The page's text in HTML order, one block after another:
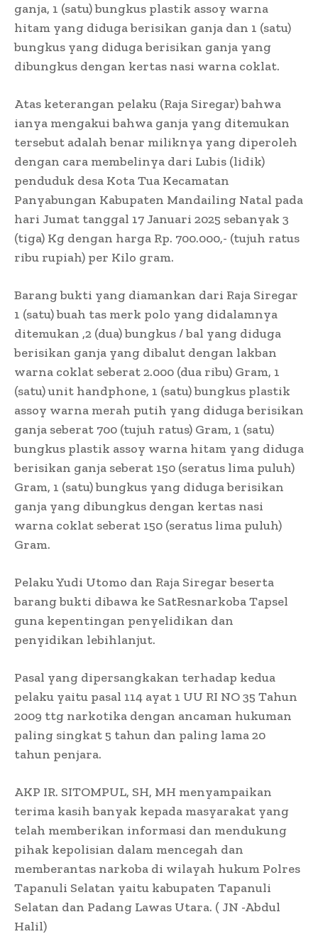
ganja, 1 (satu) bungkus plastik assoy warna
hitam yang diduga berisikan ganja dan 1 (satu)
bungkus yang diduga berisikan ganja yang
dibungkus dengan kertas nasi warna coklat.
Atas keterangan pelaku (Raja Siregar) bahwa
ianya mengakui bahwa ganja yang ditemukan
tersebut adalah benar miliknya yang diperoleh
dengan cara membelinya dari Lubis (lidik)
penduduk desa Kota Tua Kecamatan
Panyabungan Kabupaten Mandailing Natal pada
hari Jumat tanggal 17 Januari 2025 sebanyak 3
(tiga) Kg dengan harga Rp. 700.000,- (tujuh ratus
ribu rupiah) per Kilo gram.
Barang bukti yang diamankan dari Raja Siregar
1 (satu) buah tas merk polo yang didalamnya
ditemukan ,2 (dua) bungkus / bal yang diduga
berisikan ganja yang dibalut dengan lakban
warna coklat seberat 2.000 (dua ribu) Gram, 1
(satu) unit handphone, 1 (satu) bungkus plastik
assoy warna merah putih yang diduga berisikan
ganja seberat 700 (tujuh ratus) Gram, 1 (satu)
bungkus plastik assoy warna hitam yang diduga
berisikan ganja seberat 150 (seratus lima puluh)
Gram, 1 (satu) bungkus yang diduga berisikan
ganja yang dibungkus dengan kertas nasi
warna coklat seberat 150 (seratus lima puluh)
Gram.
Pelaku Yudi Utomo dan Raja Siregar beserta
barang bukti dibawa ke SatResnarkoba Tapsel
guna kepentingan penyelidikan dan
penyidikan lebihlanjut.
Pasal yang dipersangkakan terhadap kedua
pelaku yaitu pasal 114 ayat 1 UU RI NO 35 Tahun
2009 ttg narkotika dengan ancaman hukuman
paling singkat 5 tahun dan paling lama 20
tahun penjara.
AKP IR. SITOMPUL, SH, MH menyampaikan
terima kasih banyak kepada masyarakat yang
telah memberikan informasi dan mendukung
pihak kepolisian dalam mencegah dan
memberantas narkoba di wilayah hukum Polres
Tapanuli Selatan yaitu kabupaten Tapanuli
Selatan dan Padang Lawas Utara. ( JN -Abdul
Halil)